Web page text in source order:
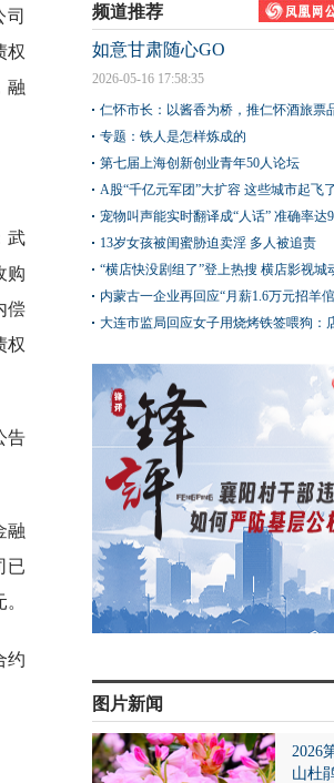
权
融
武
购
偿
权
告
融
已
约
频道推荐
如意甘肃随心GO
2026-05-16 17:58:35
仁怀市长：以酱香为桥，推仁怀酒旅票
专题：铁人是怎样炼成的
第七届上海创新创业青年50人论坛
A股“千亿元军团”大扩容 这些城市起飞了
宠物叫声能实时翻译成“人话” 准确率达
13岁女孩被闺蜜胁迫卖淫 多人被追责
“横店快没剧组了”登上热搜 横店影视城
内蒙古一企业再回应“月薪1.6万元招羊
大连市监局回应女子用烧烤铁签喂狗：
图片新闻
2026
山杜